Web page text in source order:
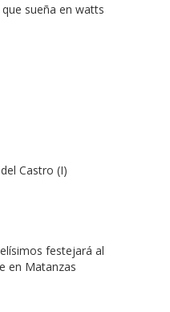
sueña en watts
Castro (I)
festejará al
en Matanzas